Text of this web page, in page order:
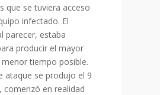
que se tuviera acceso
infectado. El
parecer, estaba
producir el mayor
tiempo posible.
ataque se produjo el 9
comenzó en realidad